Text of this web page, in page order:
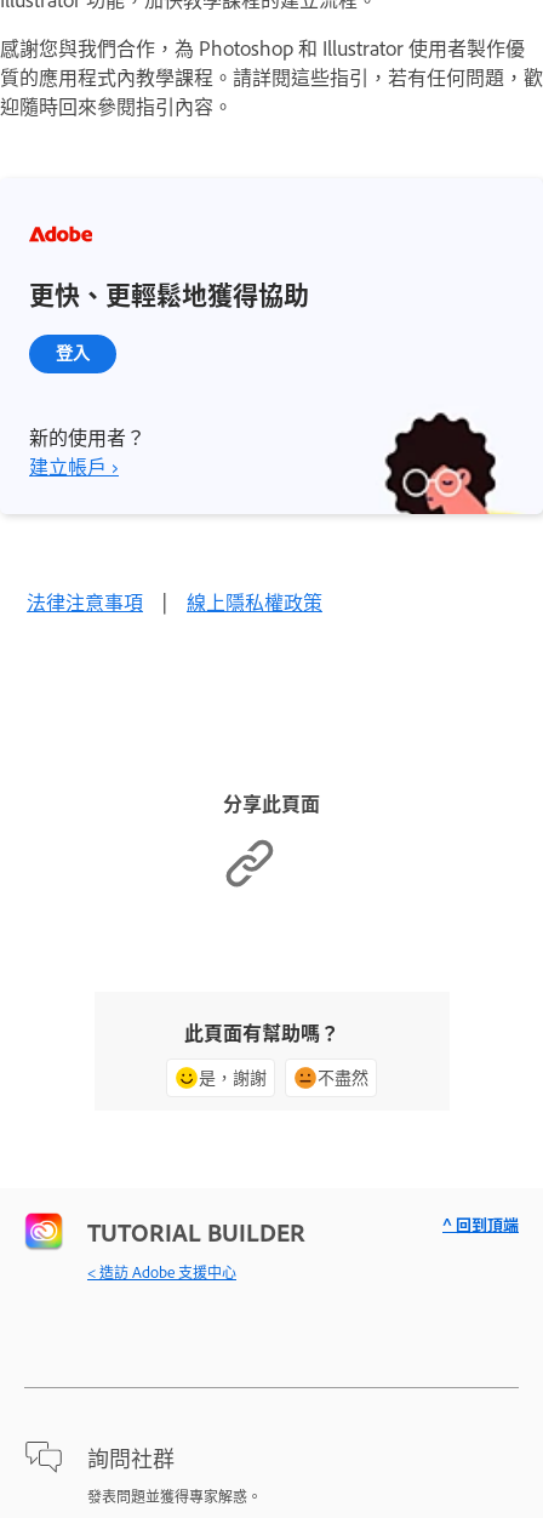
感謝您與我們合作，為 Photoshop 和 Illustrator 使用者製作優
質的應用程式內教學課程。請詳閱這些指引，若有任何問題，歡
迎隨時回來參閱指引內容。
更快、更輕鬆地獲得協助
登入
新的使用者？
建立帳戶 ›
法律注意事項 | 線上隱私權政策
分享此頁面
此頁面有幫助嗎？
是，謝謝 不盡然
TUTORIAL BUILDER
< 造訪 Adobe 支援中心
詢問社群
發表問題並獲得專家解惑。
^ 回到頂端